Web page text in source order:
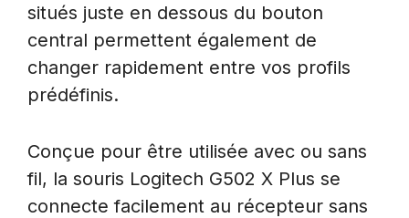
situés juste en dessous du bouton
central permettent également de
changer rapidement entre vos profils
prédéfinis.
Conçue pour être utilisée avec ou sans
fil, la souris Logitech G502 X Plus se
connecte facilement au récepteur sans